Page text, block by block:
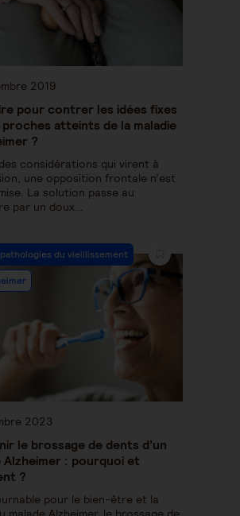
2019
pour contrer les idées fixes
proches atteints de la maladie
?
considérations qui virent à
une opposition frontale n’est
La solution passe au
par un doux…
du vieillissement
2023
le brossage de dents d’un
Alzheimer : pourquoi et
?
pour le bien-être et la